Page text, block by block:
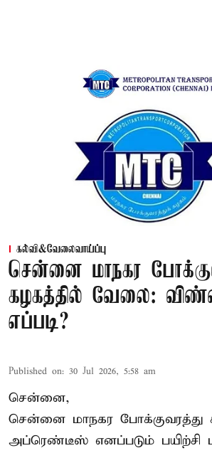
கல்வி&வேலைவாய்ப்பு
சென்னை மாநகர
கழகத்தில் வேலை:
எப்படி?
Published on: 30 Jul 2026, 5:58 am
சென்னை,
சென்னை மாநகர போக்குவரத்து
அப்ரெண்டீஸ் எனப்படும் பயிற்சி